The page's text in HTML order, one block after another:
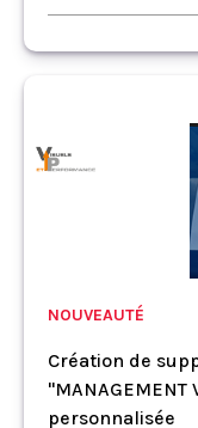
NOUVEAUTÉ
Création de
"MANAGEMENT
personnalisée